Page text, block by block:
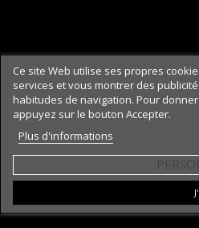
Ce site Web utilise ses propres
services et vous montrer des
habitudes de navigation. Pour
appuyez sur le bouton Accepter.
Plus d'informations